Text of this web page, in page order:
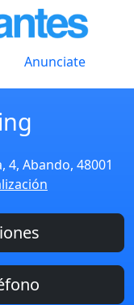
Anunciate
4, Abando, 48001